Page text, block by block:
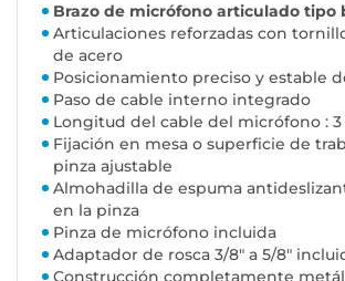
Brazo de micrófono articulado tipo
Articulaciones reforzadas con
de acero
Posicionamiento preciso y estable
Paso de cable interno integrado
Longitud del cable del micrófono :
Fijación en mesa o superficie de
pinza ajustable
Almohadilla de espuma
en la pinza
Pinza de micrófono incluida
Adaptador de rosca 3/8" a 5/8"
Construcción completamente